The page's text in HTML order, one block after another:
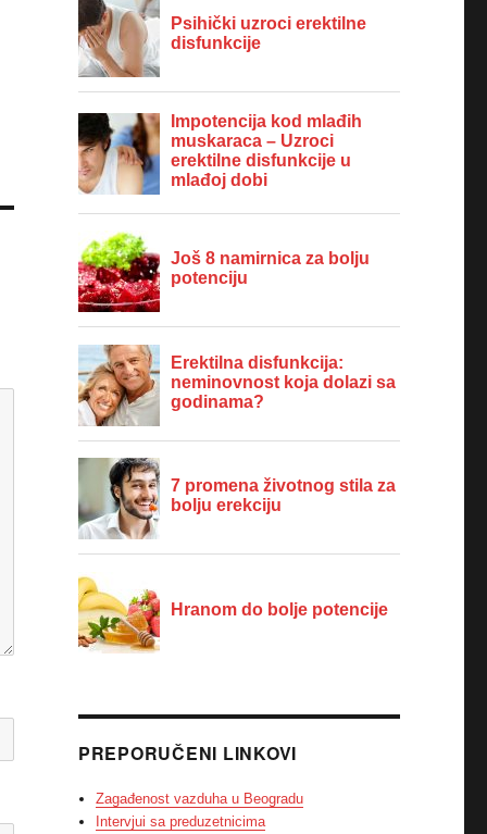
PREPORUČENI LINKOVI
Zagađenost vazduha u Beogradu
Intervjui sa preduzetnicima